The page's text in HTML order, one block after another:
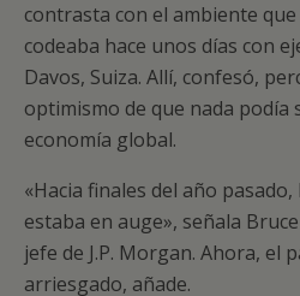
contrasta con el ambiente
codeaba hace unos días con
Davos, Suiza. Allí, confesó,
optimismo de que nada podía
economía global.
«Hacia finales del año
estaba en auge», señala
jefe de J.P. Morgan. Ahora, el
arriesgado, añade.